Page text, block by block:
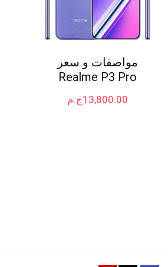
مواصفات و سعر
Realme P3 Pro
ج.م13,800.00